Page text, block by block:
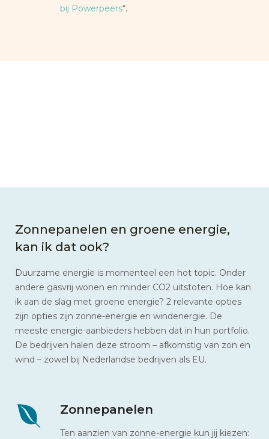
bij Powerpeers“.
Zonnepanelen en groene energie,
kan ik dat ook?
Duurzame energie is momenteel een hot topic. Onder
andere gasvrij wonen en minder CO2 uitstoten. Hoe kan
ik aan de slag met groene energie? 2 relevante opties
zijn opties zijn zonne-energie en windenergie. De
meeste energie-aanbieders hebben dat in hun portfolio.
De bedrijven halen deze stroom – afkomstig van zon en
wind – zowel bij Nederlandse bedrijven als EU.
Zonnepanelen
Ten aanzien van zonne-energie kun jij kiezen: